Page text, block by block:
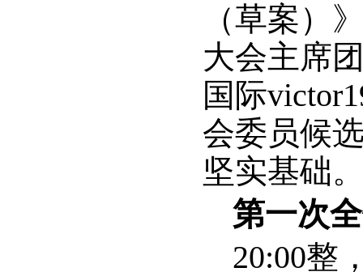
（草案）
大会主席
国际
会委员候
坚实基础
第一次
20:00整